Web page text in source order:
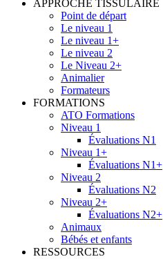
APPROCHE TISSULAIRE
Point de départ
Le niveau 1
Le niveau 1+
Le niveau 2
Le Niveau 2+
Animalier
Formateurs
FORMATIONS
ATO Formations
Niveau 1
Évaluations N1
Niveau 1+
Évaluations N1+
Niveau 2
Évaluations N2
Niveau 2+
Évaluations N2+
Animaux
Bébés et enfants
RESSOURCES